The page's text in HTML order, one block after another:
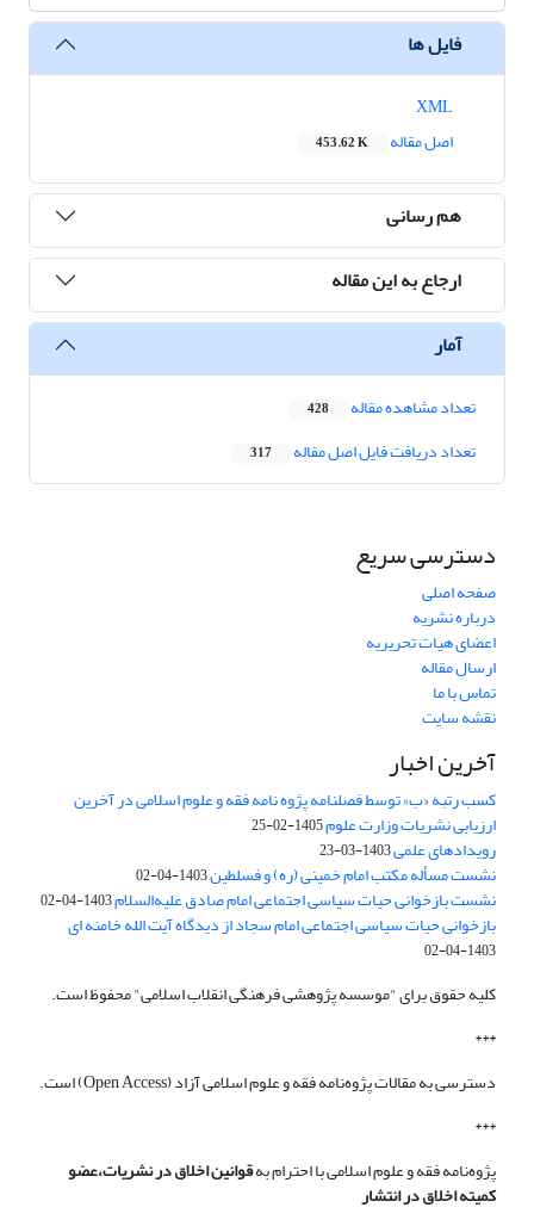
فایل ها
اصل مقاله
453.62 K
هم رسانی
ارجاع به این مقاله
آمار
تعداد مشاهده مقاله 428
تعداد دریافت فایل اصل مقاله 317
دسترسی سریع
صفحه اصلی
درباره نشریه
اعضای هیات تحریریه
ارسال مقاله
تماس با ما
نقشه سایت
آخرین اخبار
کسب رتبه «ب» توسط فصلنامه پژوه نامه فقه و علوم اسلامی در آخرین
ارزیابی نشریات وزارت علوم1405-02-25
رویدادهای علمی1403-03-23
نشست مسأله مکتب امام خمینی (ره) و فسلطین1403-04-02
نشست بازخوانی حیات سیاسی اجتماعی امام صادق علیه‌السلام1403-04-02
بازخوانی حیات سیاسی اجتماعی امام سجاد از دیدگاه آیت الله خامنه ای
1403-04-02
کلیه حقوق برای "موسسه پژوهشی فرهنگی انقلاب اسلامی" محفوظ است.
***
دسترسی به مقالات پژوه‌نامه فقه و علوم اسلامی آزاد (Open Access) است.
***
پژوه‌نامه فقه و علوم اسلامی با احترام بهقوانین اخلاق در نشریات،عضو
کمیته اخلاق در انتشار